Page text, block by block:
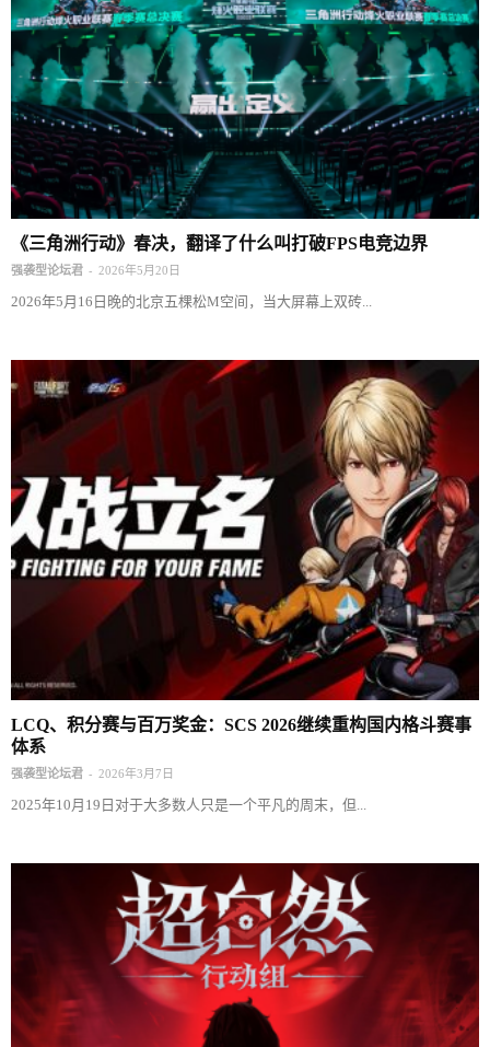
《三角洲行动》春决，翻译了什么叫打破FPS电竞边界
强袭型论坛君 - 2026年5月20日
2026年5月16日晚的北京五棵松M空间，当大屏幕上双砖...
LCQ、积分赛与百万奖金：SCS 2026继续重构国内格斗赛事
体系
强袭型论坛君 - 2026年3月7日
2025年10月19日对于大多数人只是一个平凡的周末，但...